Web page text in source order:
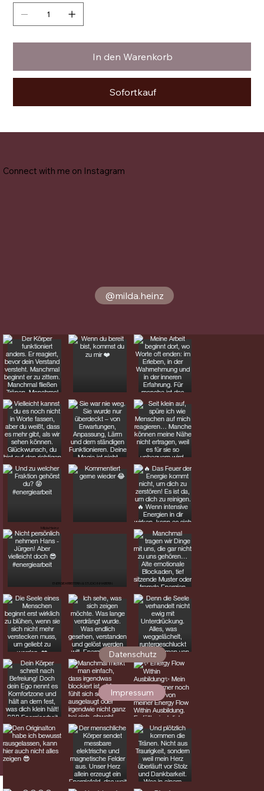
In den Warenkorb
Sofortkauf
Connect with me on Instagram
@milda.heinz
Datenschutz
Milda Heinz
ENERGIEARBEITERIN & STUDIO INHABERIN
Impressum